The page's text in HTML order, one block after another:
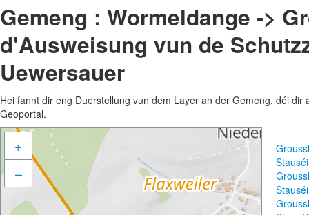
Gemeng : Wormeldange ->
d'Ausweisung vun de
Uewersauer
Hei fannt dir eng Duerstellung vun dem Layer an der Gemeng, déi
Geoportal.
+
–